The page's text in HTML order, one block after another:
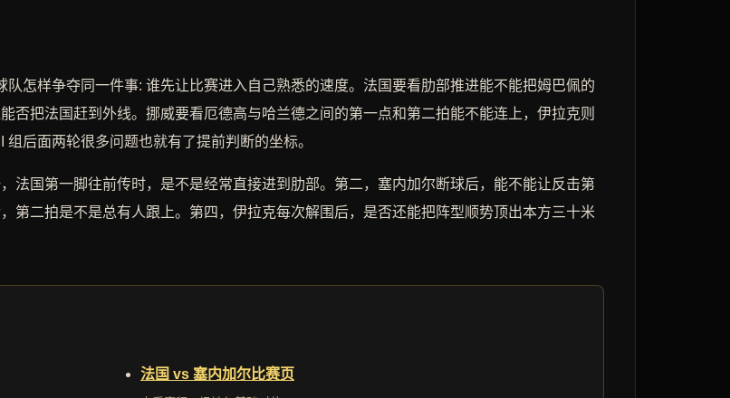
队怎样争夺同一件事: 谁先让比赛进入自己熟悉的速度。法国要看肋部推进能不能把姆巴佩的
否把法国赶到外线。挪威要看厄德高与哈兰德之间的第一点和第二拍能不能连上，伊拉克则
后面两轮很多问题也就有了提前判断的坐标。
法国第一脚往前传时，是不是经常直接进到肋部。第二，塞内加尔断球后，能不能让反击第
第二拍是不是总有人跟上。第四，伊拉克每次解围后，是否还能把阵型顺势顶出本方三十米
法国 vs 塞内加尔比赛页